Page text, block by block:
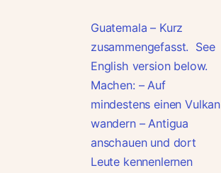
Guatemala – Kurz
zusammengefasst. See
English version below.
Machen: – Auf
mindestens einen Vulkan
wandern – Antigua
anschauen und dort
Leute kennenlernen